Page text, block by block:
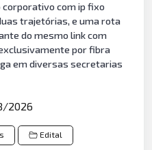
corporativo com ip fixo
trajetórias, e uma rota
do mesmo link com
por fibra
em diversas secretarias
2026
Edital